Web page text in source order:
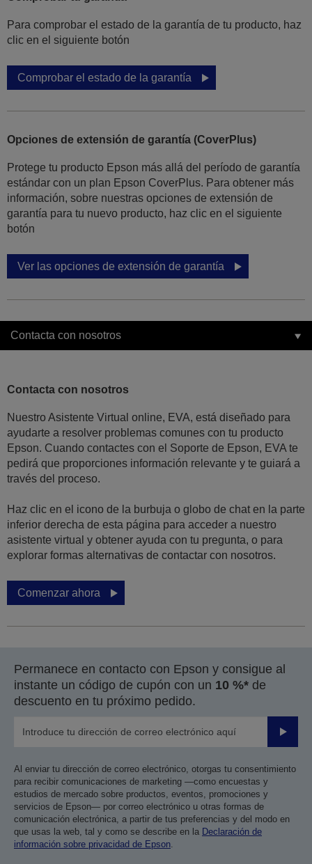
Para comprobar el estado de la garantía de tu producto, haz
clic en el siguiente botón
Comprobar el estado de la garantía
Opciones de extensión de garantía (CoverPlus)
Protege tu producto Epson más allá del período de garantía
estándar con un plan Epson CoverPlus. Para obtener más
información, sobre nuestras opciones de extensión de
garantía para tu nuevo producto, haz clic en el siguiente
botón
Ver las opciones de extensión de garantía
Contacta con nosotros
Contacta con nosotros
Nuestro Asistente Virtual online, EVA, está diseñado para
ayudarte a resolver problemas comunes con tu producto
Epson. Cuando contactes con el Soporte de Epson, EVA te
pedirá que proporciones información relevante y te guiará a
través del proceso.
Haz clic en el icono de la burbuja o globo de chat en la parte
inferior derecha de esta página para acceder a nuestro
asistente virtual y obtener ayuda con tu pregunta, o para
explorar formas alternativas de contactar con nosotros.
Comenzar ahora
Permanece en contacto con Epson y consigue al
instante un código de cupón con un 10 %* de
descuento en tu próximo pedido.
Enviar
Al enviar tu dirección de correo electrónico, otorgas tu consentimiento
para recibir comunicaciones de marketing —como encuestas y
estudios de mercado sobre productos, eventos, promociones y
servicios de Epson— por correo electrónico u otras formas de
comunicación electrónica, a partir de tus preferencias y del modo en
que usas la web, tal y como se describe en la Declaración de
información sobre privacidad de Epson.